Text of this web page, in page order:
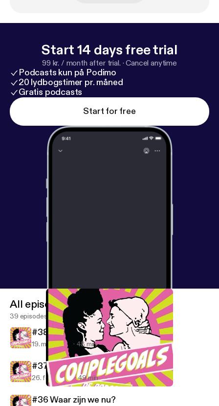
Start 14 days free trial
99 kr. / month after trial. ·Cancel anytime
Podcasts kun på Podimo
20 lydbogstimer pr. måned
Gratis podcasts
Start for free
CoupleGoals de podcast
All episodes
39 episodes
#38 Bappie en Jamil
19. mar. 2023 48 min
#37 Jeffrey en Vera
26. feb. 2023 49 min
#36 Waar zijn we nu?